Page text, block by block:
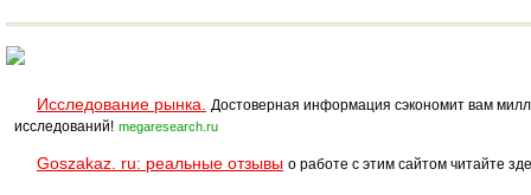
Исследование рынка.
Достоверная информация сэкономит вам
исследований! megaresearch.ru
Goszakaz. ru: реальные отзывы о работе с этим сайтом читайте